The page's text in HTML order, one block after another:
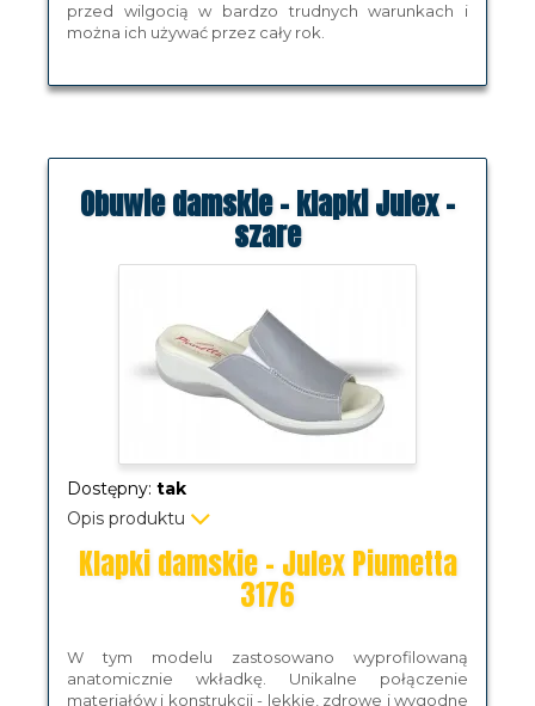
przed wilgocią w bardzo trudnych warunkach i
można ich używać przez cały rok.
Obuwie damskie - klapki Julex -
szare
Dostępny: tak
Opis produktu
Klapki damskie - Julex Piumetta
3176
W tym modelu zastosowano wyprofilowaną
anatomicznie wkładkę. Unikalne połączenie
materiałów i konstrukcji - lekkie, zdrowe i wygodne